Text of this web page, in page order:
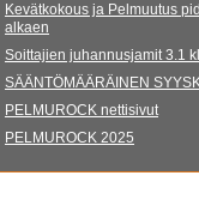
Kevätkokous ja Pelmuutus
alkaen
Soittajien juhannusjamit 3.1
SÄÄNTÖMÄÄRÄINEN
PELMUROCK nettisivut
PELMUROCK 2025